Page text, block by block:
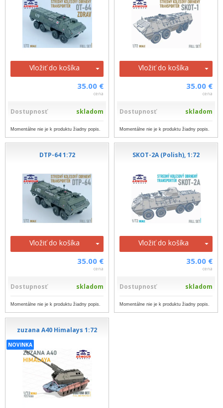
Vložiť do košíka
35.00 €
cena
Dostupnosť skladom
Momentálne nie je k produktu žiadny popis.
Vložiť do košíka
35.00 €
cena
Dostupnosť skladom
Momentálne nie je k produktu žiadny popis.
DTP-64 1:72
Vložiť do košíka
35.00 €
cena
Dostupnosť skladom
Momentálne nie je k produktu žiadny popis.
SKOT-2A (Polish), 1:72
Vložiť do košíka
35.00 €
cena
Dostupnosť skladom
Momentálne nie je k produktu žiadny popis.
zuzana A40 Himalays 1:72
NOVINKA